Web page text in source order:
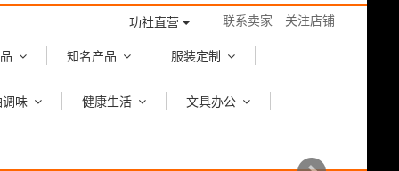
功社直营 联系卖家
关注店铺
知名产品 服装定制
味 健康生活 文具办公